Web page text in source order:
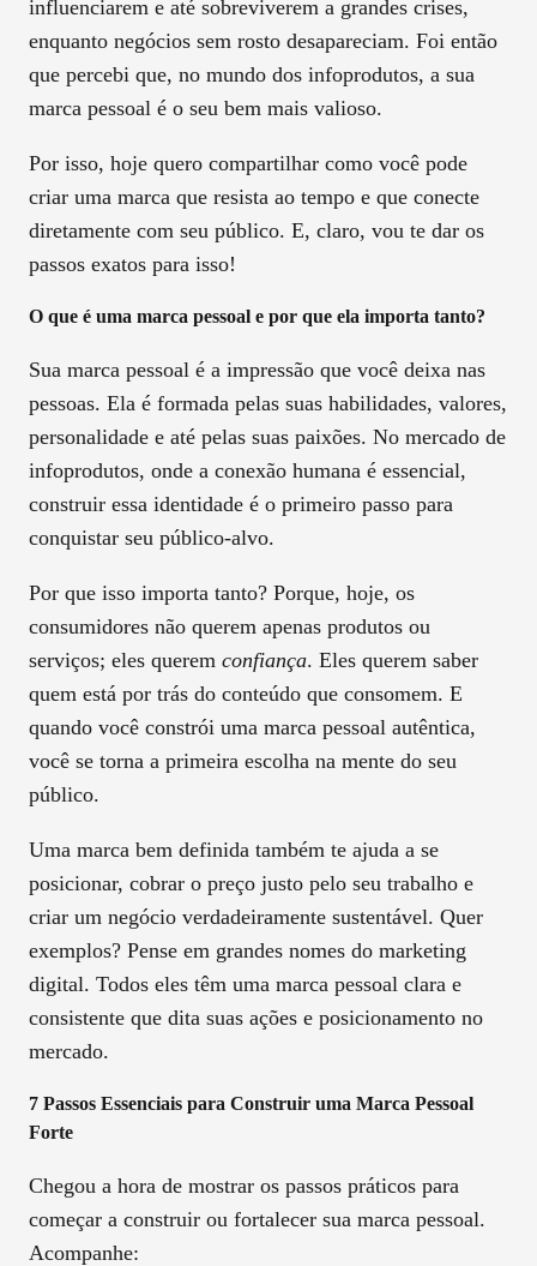
influenciarem e até sobreviverem a grandes crises,
enquanto negócios sem rosto desapareciam. Foi então
que percebi que, no mundo dos infoprodutos, a sua
marca pessoal é o seu bem mais valioso.
Por isso, hoje quero compartilhar como você pode
criar uma marca que resista ao tempo e que conecte
diretamente com seu público. E, claro, vou te dar os
passos exatos para isso!
O que é uma marca pessoal e por que ela importa tanto?
Sua marca pessoal é a impressão que você deixa nas
pessoas. Ela é formada pelas suas habilidades, valores,
personalidade e até pelas suas paixões. No mercado de
infoprodutos, onde a conexão humana é essencial,
construir essa identidade é o primeiro passo para
conquistar seu público-alvo.
Por que isso importa tanto? Porque, hoje, os
consumidores não querem apenas produtos ou
serviços; eles querem confiança. Eles querem saber
quem está por trás do conteúdo que consomem. E
quando você constrói uma marca pessoal autêntica,
você se torna a primeira escolha na mente do seu
público.
Uma marca bem definida também te ajuda a se
posicionar, cobrar o preço justo pelo seu trabalho e
criar um negócio verdadeiramente sustentável. Quer
exemplos? Pense em grandes nomes do marketing
digital. Todos eles têm uma marca pessoal clara e
consistente que dita suas ações e posicionamento no
mercado.
7 Passos Essenciais para Construir uma Marca Pessoal
Forte
Chegou a hora de mostrar os passos práticos para
começar a construir ou fortalecer sua marca pessoal.
Acompanhe: